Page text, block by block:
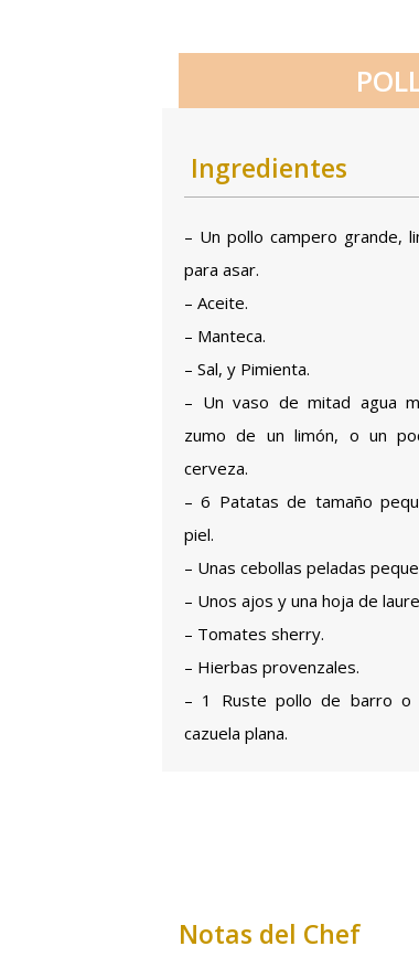
Ingredientes
– Un pollo campero grande,
para asar.
– Aceite.
– Manteca.
– Sal, y Pimienta.
– Un vaso de mitad agua
zumo de un limón, o un
cerveza.
– 6 Patatas de tamaño
piel.
– Unas cebollas peladas
– Unos ajos y una hoja de
– Tomates sherry.
– Hierbas provenzales.
– 1 Ruste pollo de barro o
cazuela plana.
Notas del Chef